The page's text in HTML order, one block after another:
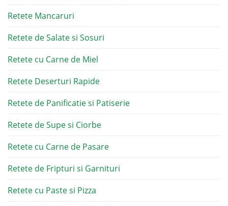
Retete Mancaruri
Retete de Salate si Sosuri
Retete cu Carne de Miel
Retete Deserturi Rapide
Retete de Panificatie si Patiserie
Retete de Supe si Ciorbe
Retete cu Carne de Pasare
Retete de Fripturi si Garnituri
Retete cu Paste si Pizza